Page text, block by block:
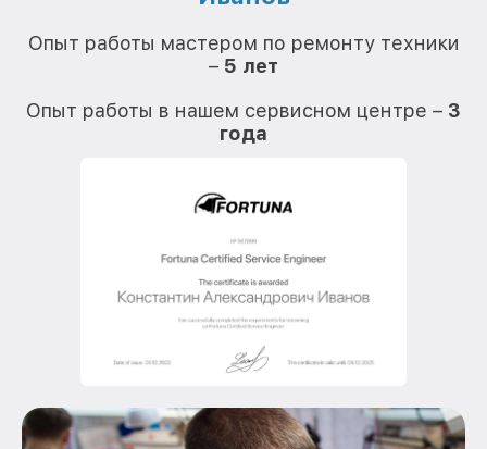
Опыт работы мастером по ремонту техники
– 5 лет
Опыт работы в нашем сервисном центре – 3
года